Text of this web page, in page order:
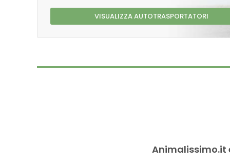
VISUALIZZA AUTOTRASPORTATORI
Animalissimo.it